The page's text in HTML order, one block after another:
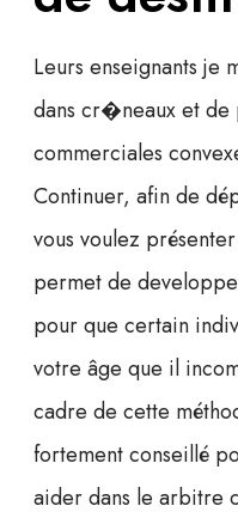
Leurs enseignants je
dans cr�neaux et de
commerciales
Continuer, afin de
vous voulez
permet de
pour que certain
votre âge que il
cadre de cette
fortement conseillé
aider dans le arbitre